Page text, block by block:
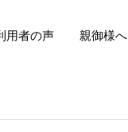
用者の声 親御様へ